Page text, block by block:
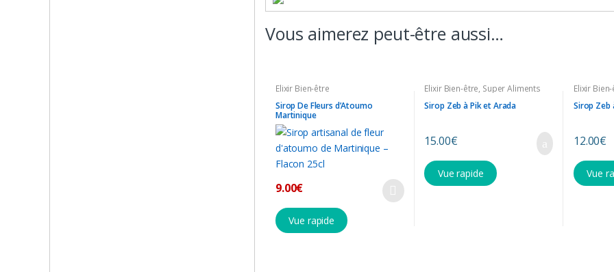
Vous aimerez peut-être aussi…
Elixir Bien-être
Sirop De Fleurs d’Atoumo
Martinique
9.00€
Vue rapide
Elixir Bien-être, Super Aliments
Sirop Zeb à Pik et Arada
15.00€
Vue rapide
Elixir
Sirop Zeb
12.00€
Vue